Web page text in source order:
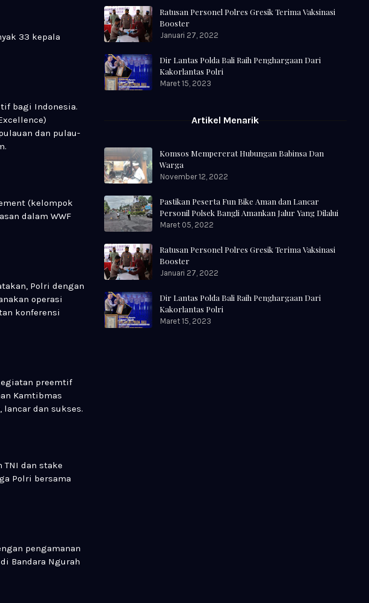
33 kepala
bagi Indonesia.
dan pulau-
(kelompok
dalam WWF
Polri dengan
operasi
konferensi
preemtif
Kamtibmas
dan sukses.
TNI dan stake
Polri bersama
pengamanan
Bandara Ngurah
Ratusan Personel Polres Gresik Terima Vaksinasi
Booster
Januari 27, 2022
Dir Lantas Polda Bali Raih Penghargaan Dari
Kakorlantas Polri
Maret 15, 2023
Artikel Menarik
Komsos Mempererat Hubungan Babinsa Dan
Warga
November 12, 2022
Pastikan Peserta Fun Bike Aman dan Lancar
Personil Polsek Bangli Amankan Jalur Yang Dilalui
Maret 05, 2022
Ratusan Personel Polres Gresik Terima Vaksinasi
Booster
Januari 27, 2022
Dir Lantas Polda Bali Raih Penghargaan Dari
Kakorlantas Polri
Maret 15, 2023